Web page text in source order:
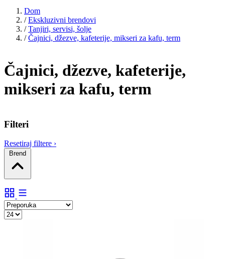
Vrtni tuševi
dekoracijePet centar Bazeni i pribor
Dom
/ Ekskluzivni brendovi
/ Tanjiri, servisi, šolje
/ Čajnici, džezve, kafeterije, mikseri za kafu, term
Čajnici, džezve, kafeterije,
mikseri za kafu, term
Filteri
Resetiraj filtere ›
Brend